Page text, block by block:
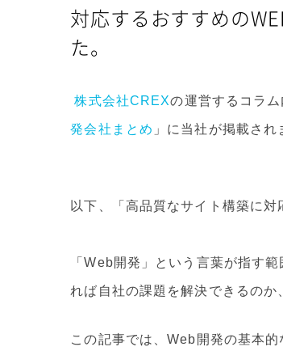
対応するおすすめの
た。
株式会社CREXの運営するコラ
発会社まとめ 」に当社が掲載され
以下、「高品質なサイト構築に
「Web開発」という言葉が指す
れば自社の課題を解決できるのか
この記事では、Web開発の基本